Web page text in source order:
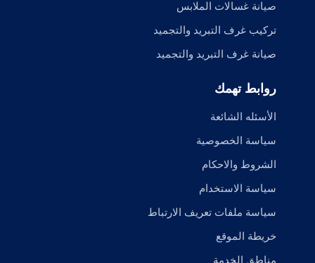
صيانة غسالات الملابس
تركيب غرف التبريد والتجميد
صيانة غرف التبريد والتجميد
روابط تهمك
الأسئله الشائعة
سياسة الخصوصية
الشروط والاحكام
سياسة الاستخدام
سياسة ملفات تعريف الارتباط
خريطة الموقع
مناطق الخدمة